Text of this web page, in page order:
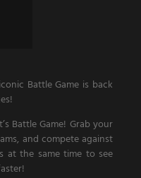
Battle Game is back
Battle Game! Grab your
and compete against
at the same time to see